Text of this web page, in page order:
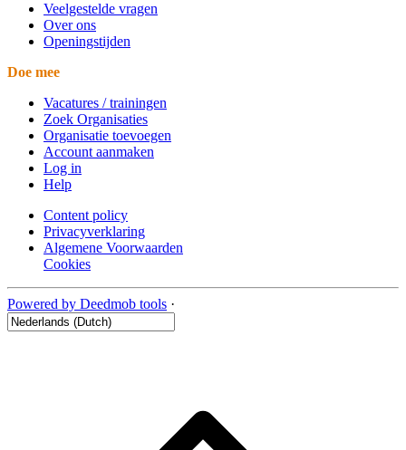
Veelgestelde vragen
Over ons
Openingstijden
Doe mee
Vacatures / trainingen
Zoek Organisaties
Organisatie toevoegen
Account aanmaken
Log in
Help
Content policy
Privacyverklaring
Algemene Voorwaarden
Cookies
Powered by Deedmob tools ·